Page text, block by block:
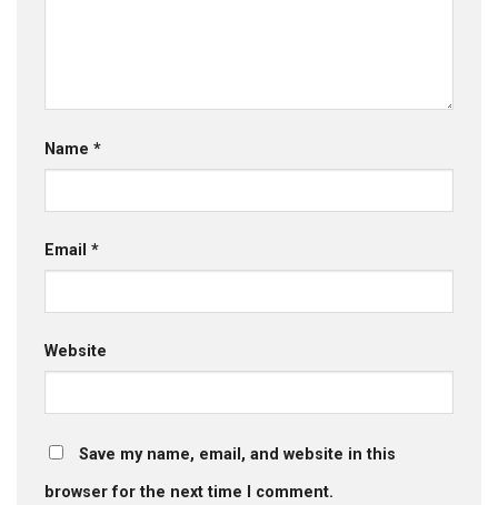
Name *
Email *
Website
Save my name, email, and website in this
browser for the next time I comment.